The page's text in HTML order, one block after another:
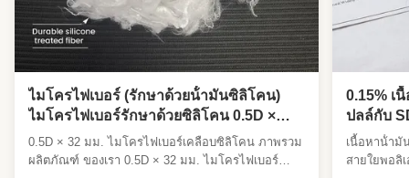
ไมโครไฟเบอร์ (รักษาด้วยน้ํามันซิลิโคน)
ไมโครไฟเบอร์รักษาด้วยซิลิโคน 0.5D ×
32MM ไมโครไฟเบอร์ ultrafine super soft
Staple Fiber สําหรับผ้าล้าง
0.5D × 32 มม. ไมโครไฟเบอร์เคลือบซิลิโคน ภาพรวม
ผลิตภัณฑ์ ของเรา 0.5D × 32 มม. ไมโครไฟเบอร์
0.15% เ
ปลล์กับ
รับการใ
เนื้อหาน้ํามั
สายใยพอลิ